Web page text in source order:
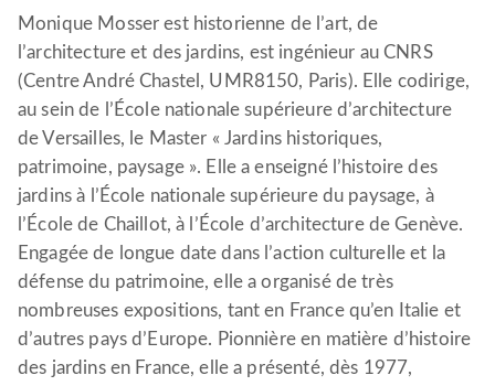
Monique Mosser est historienne de l’art, de
l’architecture et des jardins, est ingénieur au CNRS
(Centre André Chastel, UMR8150, Paris). Elle codirige,
au sein de l’École nationale supérieure d’architecture
de Versailles, le Master « Jardins historiques,
patrimoine, paysage ». Elle a enseigné l’histoire des
jardins à l’École nationale supérieure du paysage, à
l’École de Chaillot, à l’École d’architecture de Genève.
Engagée de longue date dans l’action culturelle et la
défense du patrimoine, elle a organisé de très
nombreuses expositions, tant en France qu’en Italie et
d’autres pays d’Europe. Pionnière en matière d’histoire
des jardins en France, elle a présenté, dès 1977,